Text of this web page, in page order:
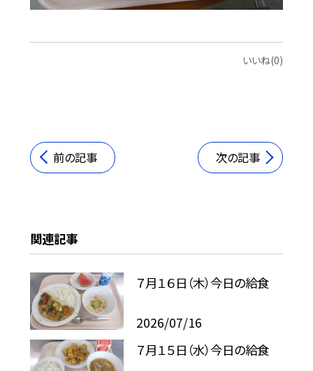
いいね(0)
前の記事 次の記事
関連記事
７月１６日（木）今日の給食
2026/07/16
７月１５日（水）今日の給食